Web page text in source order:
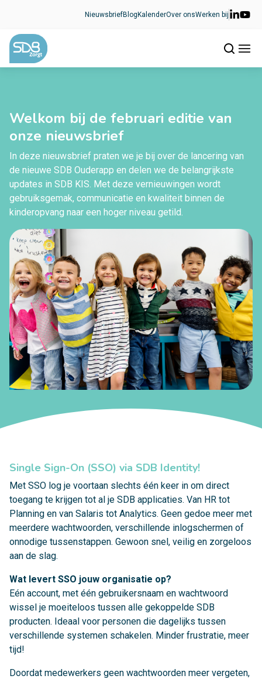
NieuwsbriefBlog KalenderOver onsWerken bij
Welkom bij de februari editie van
onze nieuwsbrief
In deze nieuwsbrief praten we je bij over de lancering van
de nieuwe SDB Ouderapp en delen we de belangrijkste
updates in SDB KIS. Met deze vernieuwingen wordt
gebruiksgemak, communicatie en kwaliteit binnen de
kinderopvang naar een hoger niveau getild.
Single Sign-On (SSO) via SDB Identity!
Met SSO log je voortaan slechts één keer in om direct
toegang te krijgen tot al je SDB applicaties. Van HR tot
Planning en van Salaris tot Analytics. Geen gedoe meer met
meerdere wachtwoorden, verschillende inlogschermen of
onnodige tussenstappen. Gewoon snel, veilig en zorgeloos
aan de slag.
Wat levert SSO jouw organisatie op?
Eén account, met één gebruikersnaam en wachtwoord
wissel je moeiteloos tussen alle gekoppelde SDB
producten. Ideaal voor personen die dagelijks tussen
verschillende systemen schakelen. Minder frustratie, meer
tijd!
Doordat medewerkers geen wachtwoorden meer vergeten,